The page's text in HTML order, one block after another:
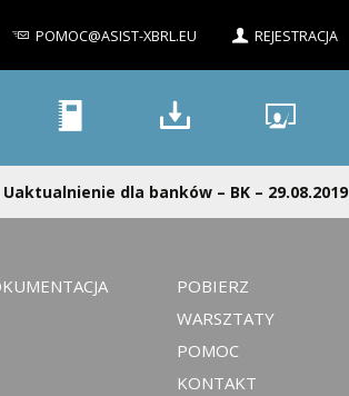
POMOC@ASIST-XBRL.EU REJESTRACJA
Uaktualnienie dla banków – BK – 29.08.2019
POBIERZ
WARSZTATY
POMOC
KONTAKT